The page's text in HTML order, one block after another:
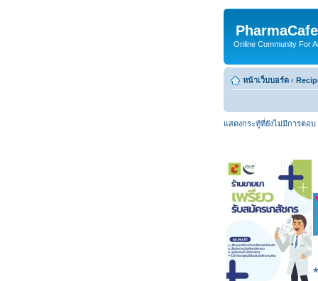
Online Community For
หน้าเว็บบอร์ด ‹
แสดงกระทู้ที่ยังไม่มีการตอบ